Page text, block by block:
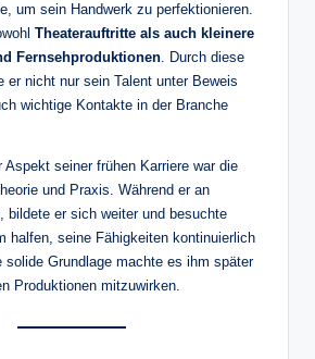
um sein Handwerk zu perfektionieren.
Theaterauftritte als auch kleinere
Fernsehproduktionen. Durch diese
er nicht nur sein Talent unter Beweis
wichtige Kontakte in der Branche
Aspekt seiner frühen Karriere war die
und Praxis. Während er an
bildete er sich weiter und besuchte
halfen, seine Fähigkeiten kontinuierlich
solide Grundlage machte es ihm später
Produktionen mitzuwirken.